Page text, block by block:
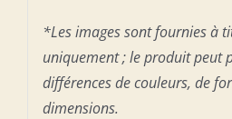
*Les images sont fournies à
uniquement ; le produit peut
différences de couleurs, de
dimensions.